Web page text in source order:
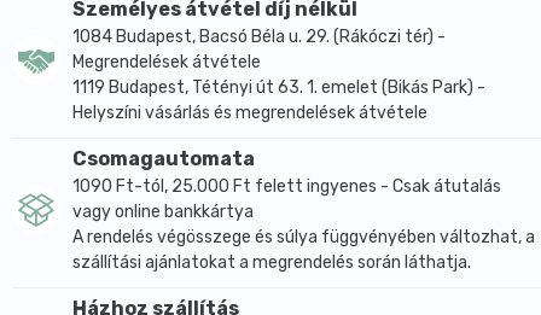
Személyes átvétel díj nélkül
1084 Budapest, Bacsó Béla u. 29. (Rákóczi tér) -
Megrendelések átvétele
1119 Budapest, Tétényi út 63. 1. emelet (Bikás Park) -
Helyszíni vásárlás és megrendelések átvétele
Csomagautomata
1090 Ft-tól, 25.000 Ft felett ingyenes - Csak átutalás
vagy online bankkártya
A rendelés végösszege és súlya függvényében változhat, a
szállítási ajánlatokat a megrendelés során láthatja.
Házhoz szállítás